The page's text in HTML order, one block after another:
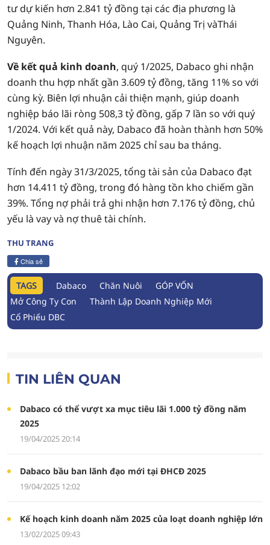
tư dự kiến hơn 2.841 tỷ đồng tại các địa phương là
Quảng Ninh, Thanh Hóa, Lào Cai, Quảng Trị vàThái
Nguyên.
Về kết quả kinh doanh, quý 1/2025, Dabaco ghi nhận
doanh thu hợp nhất gần 3.609 tỷ đồng, tăng 11% so với
cùng kỳ. Biên lợi nhuận cải thiện mạnh, giúp doanh
nghiệp báo lãi ròng 508,3 tỷ đồng, gấp 7 lần so với quý
1/2024. Với kết quả này, Dabaco đã hoàn thành hơn 50%
kế hoạch lợi nhuận năm 2025 chỉ sau ba tháng.
Tính đến ngày 31/3/2025, tổng tài sản của Dabaco đạt
hơn 14.411 tỷ đồng, trong đó hàng tồn kho chiếm gần
39%. Tổng nợ phải trả ghi nhận hơn 7.176 tỷ đồng, chủ
yếu là vay và nợ thuê tài chính.
THU TRANG
Chia sẻ
TAGS Dabaco Chăn Nuôi
GÓP VỐN
Mở Công Ty Con
Thành Lập Doanh Nghiệp Mới
Cổ Phiếu DBC
TIN LIÊN QUAN
Dabaco có thể vượt xa mục tiêu lãi 1.000 tỷ đồng năm
2025
19/04/2025 20:14
Dabaco bầu ban lãnh đạo mới tại ĐHCĐ 2025
19/04/2025 12:02
Kế hoạch kinh doanh năm 2025 của loạt doanh nghiệp lớn
13/02/2025 09:43